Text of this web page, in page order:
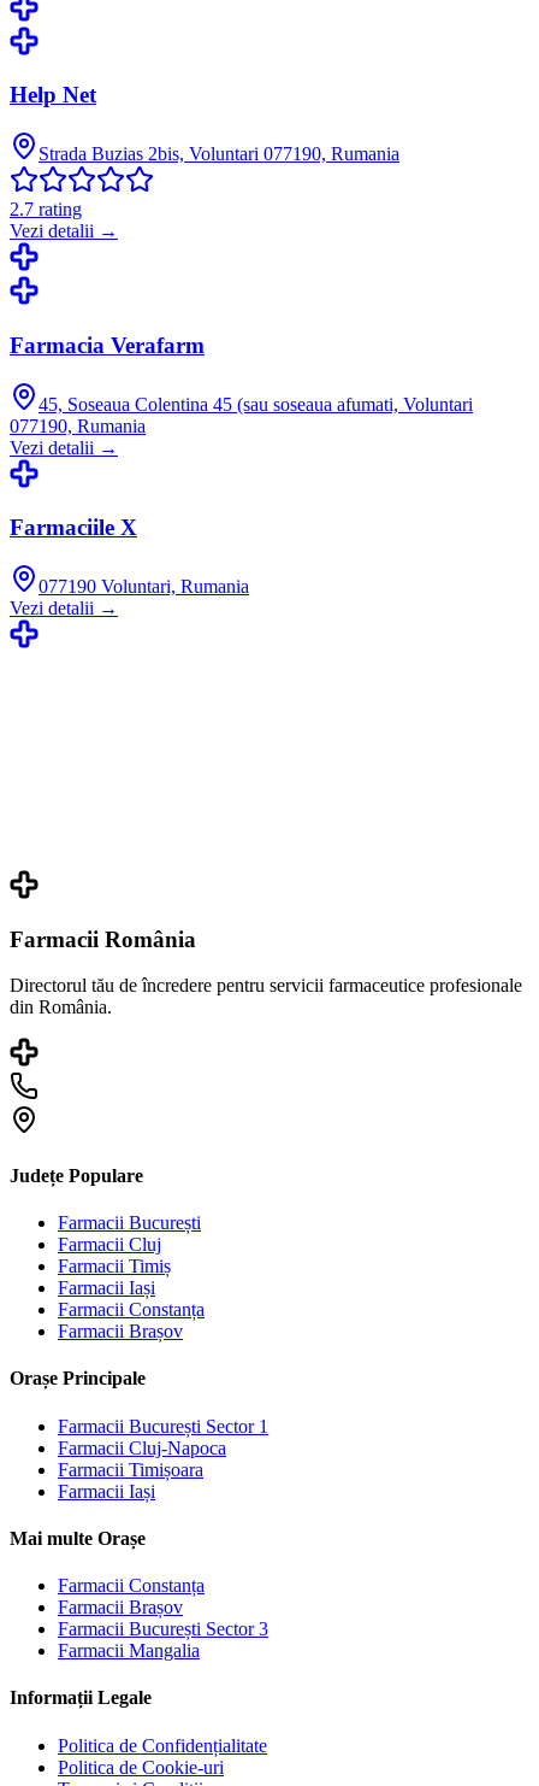
Help Net
Strada Buzias 2bis, Voluntari 077190, Rumania
2.7 rating
Vezi detalii →
Farmacia Verafarm
45, Soseaua Colentina 45 (sau soseaua afumati, Voluntari
077190, Rumania
Vezi detalii →
Farmaciile X
077190 Voluntari, Rumania
Vezi detalii →
Farmacii România
Directorul tău de încredere pentru servicii farmaceutice profesionale
din România.
Județe Populare
Farmacii București
Farmacii Cluj
Farmacii Timiș
Farmacii Iași
Farmacii Constanța
Farmacii Brașov
Orașe Principale
Farmacii București Sector 1
Farmacii Cluj-Napoca
Farmacii Timișoara
Farmacii Iași
Mai multe Orașe
Farmacii Constanța
Farmacii Brașov
Farmacii București Sector 3
Farmacii Mangalia
Informații Legale
Politica de Confidențialitate
Politica de Cookie-uri